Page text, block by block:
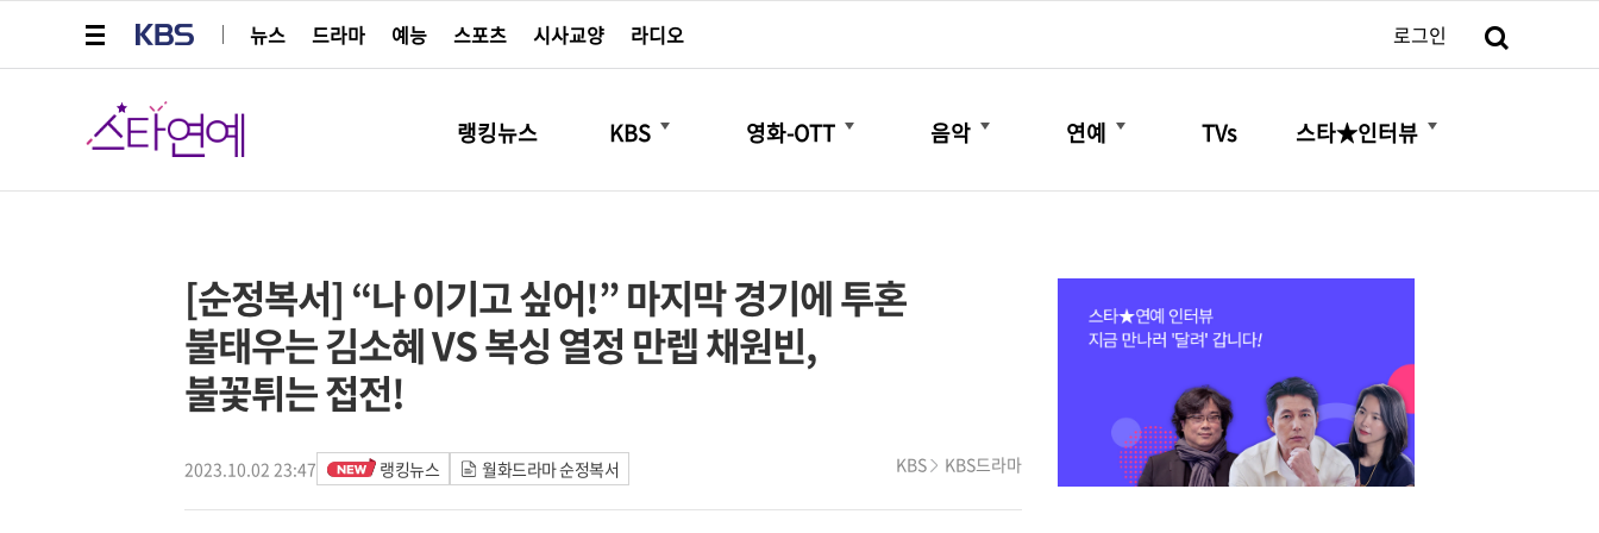
뉴스
드라마 예능 스포츠 시사교양 라디오 로그인
스타연예
랭킹뉴스 KBS
더보기
영화-OTT
더보기
음악
더보기
연예
더보기
TVs 스타★인터뷰
더보기
[순정복서] “나 이기고 싶어!” 마지막 경기에 투혼
불태우는 김소혜 VS 복싱 열정 만렙 채원빈,
불꽃튀는 접전!
2023.10.02 23:47 랭킹뉴스 월화드라마 순정복서 KBS KBS드라마
페이스북
트위터
네이버
URL복사
글씨 작게보기
글씨 크게보기